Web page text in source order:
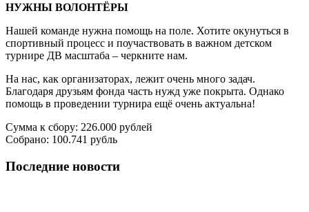
НУЖНЫ ВОЛОНТЁРЫ
Нашей команде нужна помощь на поле. Хотите окунуться в
спортивный процесс и поучаствовать в важном детском
турнире ДВ масштаба – черкните нам.
На нас, как организаторах, лежит очень много задач.
Благодаря друзьям фонда часть нужд уже покрыта. Однако
помощь в проведении турнира ещё очень актуальна!
Сумма к сбору: 226.000 рублей
Собрано: 100.741 рубль
Последние новости